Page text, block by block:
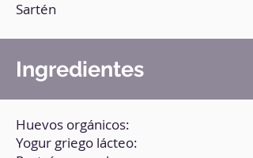
Sartén
Ingredientes
Huevos orgánicos:
Yogur griego lácteo: